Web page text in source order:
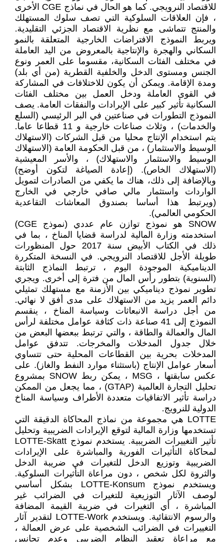
للاقتصاد النرويجي. كما هو الحال في نماذج CGE الأخرى
، فإن العلاقات السلوكية التي تصف سلوك المستهلك
والمنتج تتماشى مع نظرية الاقتصاد الجزئي التقليدية.
ويربط النموذج الافتراضات الخارجية المتعلقة بالنمو
السكاني والهجرة والإنتاجية بالمعروض من اليد العاملة
في مختلف الفئات السكانية، مقسوما على العمر ونوع
الجنس ومستوى الدخل والخلفية القطرية (من أي بلد)
ومدة الإقامة. ويمكن أن يكون للاختلافات في المشاركة
في القوى العاملة ودخل العمل بين مختلف الفئات
السكانية تأثير كبير على الإيرادات والنفقات العامة. يصف
النموذج التطورات في صناعتين في البر الرئيسي (السلع
والخدمات) ، وثلاث صناعات خارجية و 11 قطاعا عاما.
يتم استخدام الإنتاج محليا من قبل الشركات (الاستهلاك
الوسيط والاستثمار) ، من قبل الحكومة العامة (الاستهلاك
الوسيط والاستثمار والاستهلاك) ، والأسر المعيشية
(الاستهلاك الخاص). (إعادة الصياغة لتكون أوضح)
وبالإضافة إلى ذلك، هناك ما يكفي من الصادرات لتمويل
الواردات واستثمار مالي صافي خارجي في الخارج
(ويرتبط هذا أساسا بصندوق المعاشات التقاعدية
الحكومي العالمي).
SNOW هو نموذج توازن عام عددي (نموذج CGE)
استخدمته وزارة المالية لدراسة قضايا المناخ ، بما في
ذلك في الكتاب الأبيض سنة 2017 حول المنظورات
طويلة الأجل للاقتصاد النرويجي. في النسخة المتكررة
الديناميكية الموجودة اليوم ، ترتبط النماذج الثابتة
(السنوية) بتطور رأس المال من فترة إلى أخرى. ويجري
تطوير نموذج ديناميكي بين الأزمنة مع مستهلك تمثيلي
دائم العمر يزيد من الاستهلاك على مدى أفق لا نهائي.
من أجل دراسة الانبعاثات وسياسة المناخ ، ينقسم
النموذج إلى 41 صناعة ذات كثافة عوامل مختلفة لرأس
المال والعمالة والطاقة ، والتي ترتبط ببعضها البعض من
خلال جدول المدخلات والمخرجات. تتدفق عوامل
المدخلات بحرية بين القطاعات المحلية حتى تتساوي
أسعار عوامل الإنتاج (باستثناء موارد النفط والغاز). على
عكس سابقتها ، MSG ، يمكن ربط SNOW بمشروع
تحليل التجارة العالمية (GTAP) ، مما يجعل من الممكن
دراسة تأثير الاتفاقيات متعددة الأطراف وسياسة المناخ
الدولية للنرويج.
LOTTE هي مجموعة من نماذج المحاكاة الدقيقة التي
تستخدمها وزارة المالية لتوقع الإيرادات الضريبية وتحليل
تأثير التغييرات الضريبية. يستخدم نموذج LOTTE-Skatt
لمحاكاة التأثيرات الفورية والمباشرة على الإيرادات
الضريبية وتوزيع الدخل للتغيرات في ضريبة الدخل
والثروة لكل شخص ، دون مراعاة التأثيرات السلوكية.
ويستخدم نموذج LOTTE-Konsum بشكل أساسي
لوصف الآثار التوزيعية للتغيرات في الضرائب غير
المباشرة ، أي التغيرات في ضريبة القيمة المضافة
والرسوم الانتقائية. ويستخدم LOTTE-Work لتقدير آثار
التغييرات في الضرائب الشخصية على عرض العمالة ،
مع مراعاة تعقيد النظام الضريبي وعدم تجانس